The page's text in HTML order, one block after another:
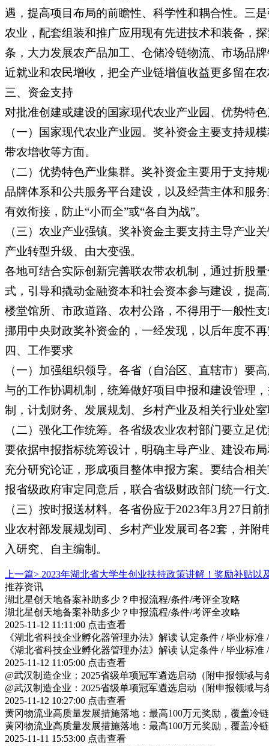
遇，提高项目布局的前瞻性、科学性和耦合性。三
农业，配套组装和推广应用现有先进技术和装备，
条，大力发展农产品加工、仓储冷链物流、市场品
近就业和农民增收，把全产业链增值收益更多留在
三、资金支持
对批准创建或建设的国家现代农业产业园、优势特
（一）国家现代农业产业园。奖补资金主要支持规
带农增收等方面。
（二）优势特色产业集群。奖补资金主要用于支持
品牌体系和公共服务平台建设，以及经营主体和服
有效衔接，防止“小而全”或“各自为战”。
（三）农业产业强镇。奖补资金主要支持主导产业
产业转型升级、由大变强。
各地可结合实际创新完善联农带农机制，通过折股
式，引导和撬动金融资本和社会资本参与建设，提
楼堂馆所、市政道路、农村公路，不得用于一般性
挪用中央财政奖补资金的，一经发现，以后年度不
四、工作要求
（一）加强组织领导。各省（自治区、直辖市）要
与的工作协调机制，统筹做好项目申报和建设管理
制，计划财务、发展规划、乡村产业及相关行业处
（二）强化工作统筹。各省级农业农村部门要立足
要依据申报指标统筹设计，明确主导产业、建设布
充分研究论证，形成项目整体申报方案。要结合相
报省级政府审定同意后，联合省级财政部门统一行
（三）按时报送材料。各省份应于2023年3月27日
业农村部发展规划司、乡村产业发展司各2套，并
入研究、自主编制。
上一篇> 2023年湖北省大学生创业扶持政策讲解！奖励补贴以
推荐资讯
湖北星创天地备案补助多少？申报流程/条件/考评全攻略
湖北星创天地备案补助多少？申报流程/条件/考评全攻略
2025-11-12 11:11:00 点击查看
《湖北省科技企业孵化器管理办法》解读 认定条件 / 毕业标准
《湖北省科技企业孵化器管理办法》解读 认定条件 / 毕业标准
2025-11-12 11:05:00 点击查看
@武汉制造企业：2025省级单项冠军遴选启动（附申报领域与
@武汉制造企业：2025省级单项冠军遴选启动（附申报领域与
2025-11-12 10:27:00 点击查看
黄冈物流业高质量发展措施落地：最高100万元奖励，覆盖冷
黄冈物流业高质量发展措施落地：最高100万元奖励，覆盖冷
2025-11-11 15:53:00 点击查看